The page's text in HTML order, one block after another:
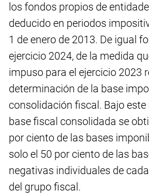
los fondos propios de
deducido en periodos
1 de enero de 2013. De igual
ejercicio 2024, de la medida
impuso para el ejercicio 2023
determinación de la base
consolidación fiscal. Bajo
base fiscal consolidada se
por ciento de las bases
solo el 50 por ciento de las
negativas individuales de
del grupo fiscal.